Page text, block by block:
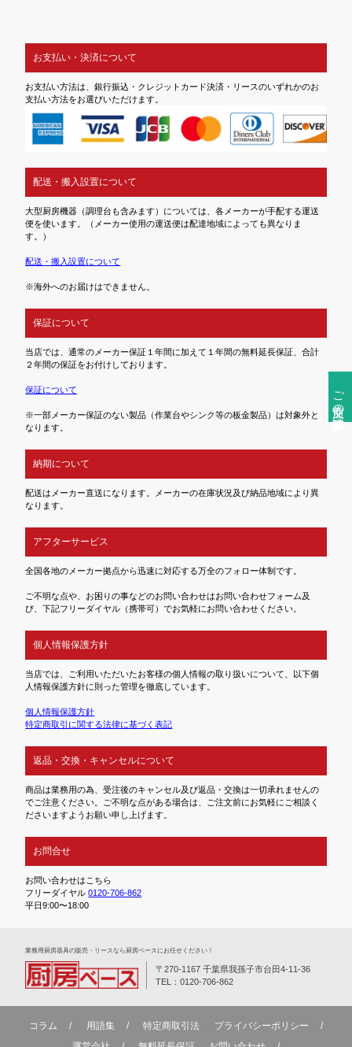
ご注文前の確認事項
お支払い・決済について
お支払い方法は、銀行振込・クレジットカード決済・リースのいずれかのお
支払い方法をお選びいただけます。
配送・搬入設置について
大型厨房機器（調理台も含みます）については、各メーカーが手配する運送
便を使います。（メーカー使用の運送便は配達地域によっても異なりま
す。）
配送・搬入設置について
※海外へのお届けはできません。
保証について
当店では、通常のメーカー保証１年間に加えて１年間の無料延長保証、合計
２年間の保証をお付けしております。
保証について
※一部メーカー保証のない製品（作業台やシンク等の板金製品）は対象外と
なります。
納期について
配送はメーカー直送になります。メーカーの在庫状況及び納品地域により異
なります。
アフターサービス
全国各地のメーカー拠点から迅速に対応する万全のフォロー体制です。
ご不明な点や、お困りの事などのお問い合わせはお問い合わせフォーム及
び、下記フリーダイヤル（携帯可）でお気軽にお問い合わせください。
個人情報保護方針
当店では、ご利用いただいたお客様の個人情報の取り扱いについて、以下個
人情報保護方針に則った管理を徹底しています。
個人情報保護方針
特定商取引に関する法律に基づく表記
返品・交換・キャンセルについて
商品は業務用の為、受注後のキャンセル及び返品・交換は一切承れませんの
でご注意ください。ご不明な点がある場合は、ご注文前にお気軽にご相談く
ださいますようお願い申し上げます。
お問合せ
お問い合わせはこちら
フリーダイヤル0120-706-862
平日9:00〜18:00
業務⽤厨房器具の販売・リースなら厨房ベースにお任せください！
〒270-1167 千葉県我孫子市台田4-11-36
TEL：0120-706-862
コラム 用語集 特定商取引法
プライバシーポリシー